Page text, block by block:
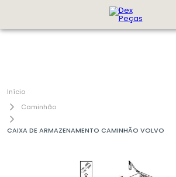
Caminhão
CAIXA DE ARMAZENAMENTO CAMINHÃO VOLVO